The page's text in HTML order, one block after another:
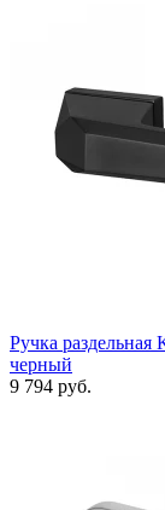
Ручка
черный
9 794 руб.